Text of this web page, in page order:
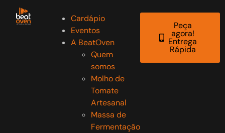
Cardápio
Eventos
A BeatOven
Quem
somos
Molho de
Tomate
Artesanal
Massa de
Fermentação
Peça
agora!
Entrega
Rápida